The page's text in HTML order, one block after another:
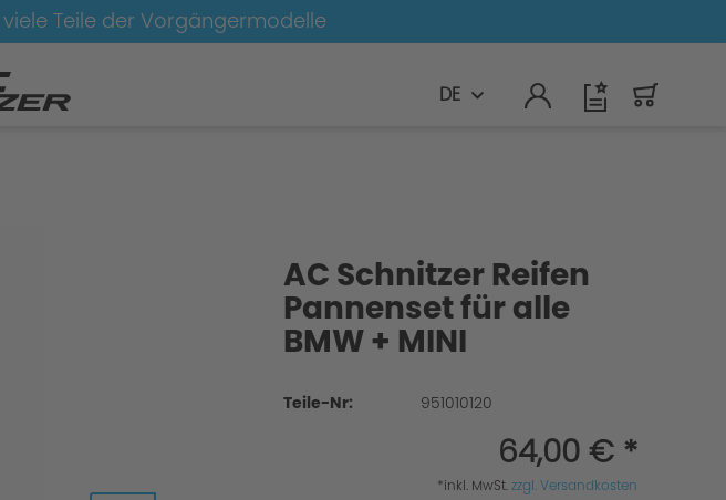
Teile der Vorgängermodelle
DE
FlowForming-schwarz
AC Schnitzer Reifen
Pannenset für alle
BMW + MINI
Teile-Nr: 951010120
64,00 € *
*inkl. MwSt.zzgl. Versandkosten